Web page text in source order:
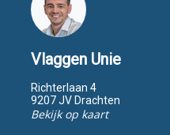
Vlaggen Unie
Richterlaan 4
9207 JV Drachten
Bekijk op kaart